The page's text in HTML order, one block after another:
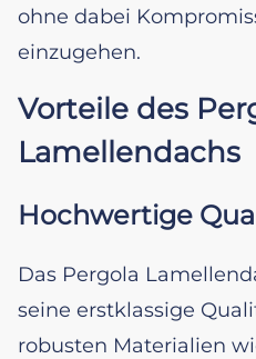
ohne dabei
einzugehen.
Vorteile des
Lamellendachs
Hochwertige
Das Pergola
seine erstklassige
robusten Materialien